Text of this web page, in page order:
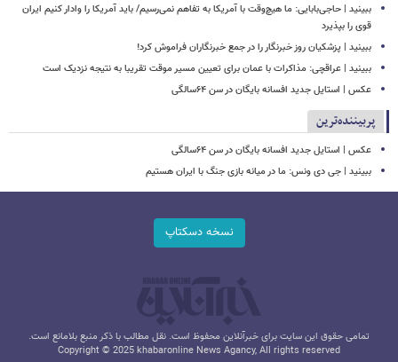
ببینید | حاجی‌بابایی: ما هیچ‌وقت با آمریکا به تفاهم نمی‌رسیم/ باید آمریکا را وادار کنیم ایران
قوی را بپذیرد
ببینید | پزشکیان روز خبرنگار را در جمع خبرنگاران فراموش کرد!
ببینید | عراقچی: مذاکرات با عمان برای تعیین مسیر موقت تقریبا به نتیجه نزدیک است
عکس | استایل جدید افسانه بایگان در سن ۶۴سالگی
پربیننده‌ترین
عکس | استایل جدید افسانه بایگان در سن ۶۴سالگی
ببینید | جی دی ونس: ما در میانه بازی جنگ با ایران هستیم
نسخه دسکتاپ
تمامی حقوق این سایت برای خبرآنلاین محفوظ است. نقل مطالب با ذکر منبع بلامانع است.
Copyright © 2025 khabaronline News Agancy, All rights reserved